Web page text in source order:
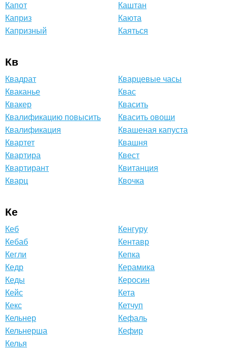
Капот
Каприз
Капризный
Каштан
Каюта
Каяться
Кв
Квадрат
Кваканье
Квакер
Квалификацию повысить
Квалификация
Квартет
Квартира
Квартирант
Кварц
Кварцевые часы
Квас
Квасить
Квасить овощи
Квашеная капуста
Квашня
Квест
Квитанция
Квочка
Ке
Кеб
Кебаб
Кегли
Кедр
Кеды
Кейс
Кекс
Кельнер
Кельнерша
Келья
Кенгуру
Кентавр
Кепка
Керамика
Керосин
Кета
Кетчуп
Кефаль
Кефир